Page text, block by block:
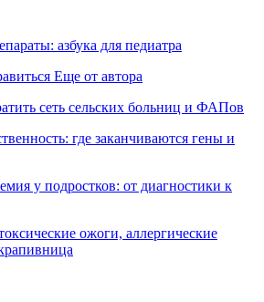
азбука для педиатра
Еще от автора
сеть сельских больниц и ФАПов
где заканчиваются гены и
у подростков: от диагностики к
ожоги, аллергические